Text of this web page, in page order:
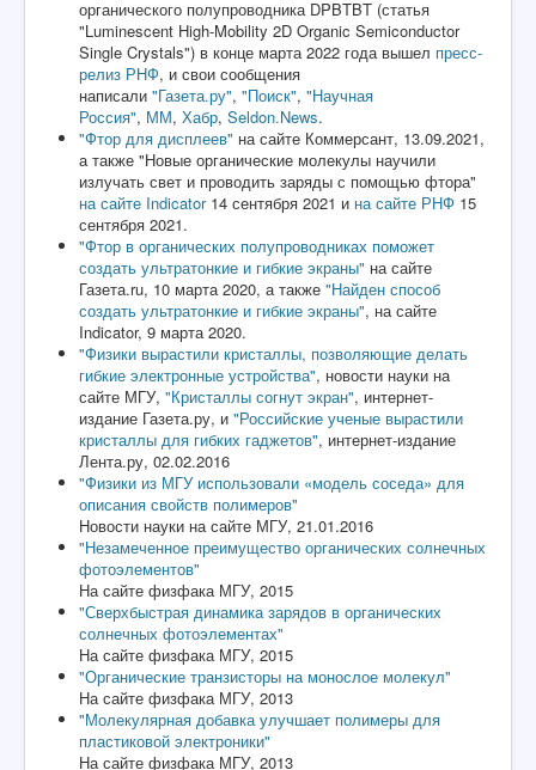
органического полупроводника DPBTBT (статья
"Luminescent High-Mobility 2D Organic Semiconductor
Single Crystals") в конце марта 2022 года вышел пресс-
релиз РНФ, и свои сообщения
написали "Газета.ру", "Поиск", "Научная
Россия", ММ, Хабр, Seldon.News.
"Фтор для дисплеев" на сайте Коммерсант, 13.09.2021,
а также "Новые органические молекулы научили
излучать свет и проводить заряды с помощью фтора"
на сайте Indicator14 сентября 2021 и на сайте РНФ 15
сентября 2021.
"Фтор в органических полупроводниках поможет
создать ультратонкие и гибкие экраны" на сайте
Газета.ru, 10 марта 2020, а также "Найден способ
создать ультратонкие и гибкие экраны", на сайте
Indicator, 9 марта 2020.
"Физики вырастили кристаллы, позволяющие делать
гибкие электронные устройства", новости науки на
сайте МГУ, "Кристаллы согнут экран", интернет-
издание Газета.ру, и "Российские ученые вырастили
кристаллы для гибких гаджетов", интернет-издание
Лента.ру, 02.02.2016
"Физики из МГУ использовали «модель соседа» для
описания свойств полимеров"
Новости науки на сайте МГУ, 21.01.2016
"Незамеченное преимущество органических солнечных
фотоэлементов"
На сайте физфака МГУ, 2015
"Сверхбыстрая динамика зарядов в органических
солнечных фотоэлементах"
На сайте физфака МГУ, 2015
"Органические транзисторы на монослое молекул"
На сайте физфака МГУ, 2013
"Молекулярная добавка улучшает полимеры для
пластиковой электроники"
На сайте физфака МГУ, 2013